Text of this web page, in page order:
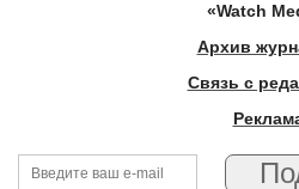
«Watch
Архив
Связь с